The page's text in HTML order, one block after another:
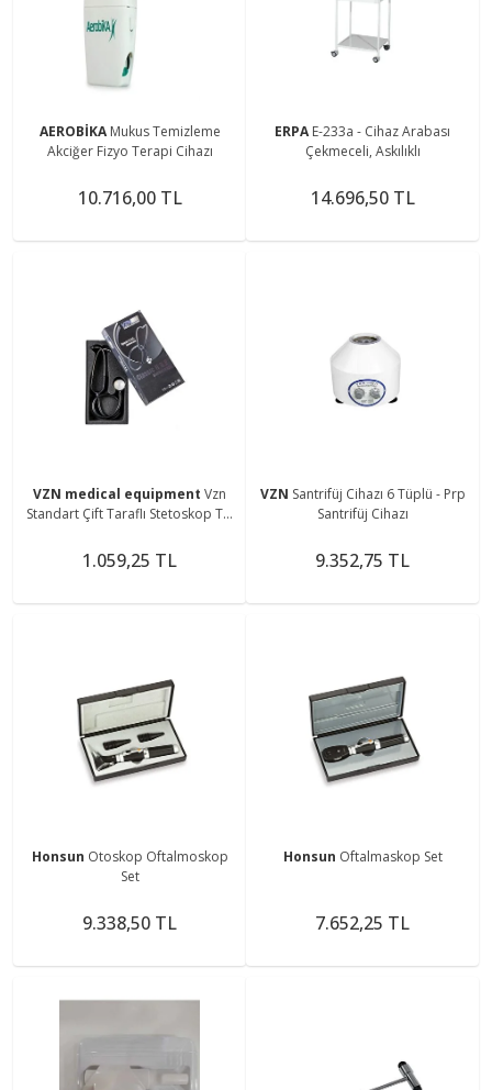
AEROBİKAMukus Temizleme
Akciğer Fizyo Terapi Cihazı
10.716,00 TL
ERPAE-233a - Cihaz Arabası
Çekmeceli, Askılıklı
14.696,50 TL
VZN medical equipment Vzn
Standart Çift Taraflı Stetoskop Ty-
1.059,25 TL
VZN Santrifüj Cihazı 6 Tüplü - Prp
Santrifüj Cihazı
9.352,75 TL
Honsun Otoskop Oftalmoskop
Set
9.338,50 TL
Honsun Oftalmaskop Set
7.652,25 TL